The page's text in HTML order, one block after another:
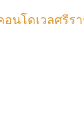
นโดเวลศรีร